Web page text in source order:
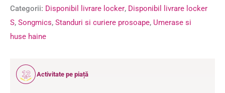
Categorii: Disponibil livrare locker, Disponibil livrare locker
S, Songmics, Standuri si curiere prosoape, Umerase si
huse haine
12
ANI
Activitate pe piață